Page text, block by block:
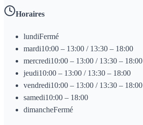
Horaires
lundiFermé
mardi10:00 – 13:00 / 13:30 – 18:00
mercredi10:00 – 13:00 / 13:30 – 18:00
jeudi10:00 – 13:00 / 13:30 – 18:00
vendredi10:00 – 13:00 / 13:30 – 18:00
samedi10:00 – 18:00
dimancheFermé